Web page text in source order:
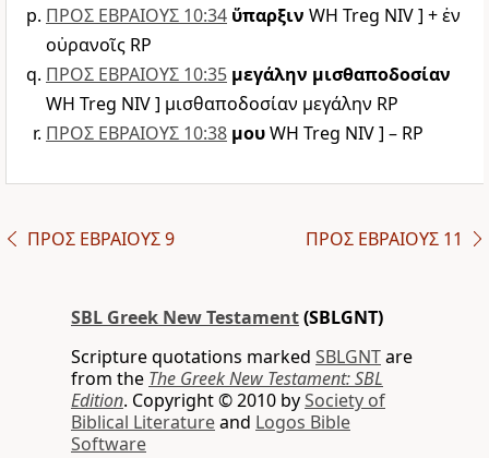
ΠΡΟΣ ΕΒΡΑΙΟΥΣ 10:34 ὕπαρξιν WH Treg NIV ] + ἐν
οὐρανοῖς RP
ΠΡΟΣ ΕΒΡΑΙΟΥΣ 10:35 μεγάλην μισθαποδοσίαν
WH Treg NIV ] μισθαποδοσίαν μεγάλην RP
ΠΡΟΣ ΕΒΡΑΙΟΥΣ 10:38 μουWH Treg NIV ] – RP
ΠΡΟΣ ΕΒΡΑΙΟΥΣ 9 ΠΡΟΣ ΕΒΡΑΙΟΥΣ 11
SBL Greek New Testament(SBLGNT)
Scripture quotations marked SBLGNTare
from the The Greek New Testament: SBL
Edition. Copyright © 2010 bySociety of
Biblical Literatureand Logos Bible
Software